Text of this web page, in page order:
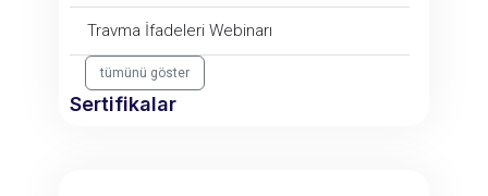
Travma İfadeleri Webinarı
tümünü göster
Sertifikalar